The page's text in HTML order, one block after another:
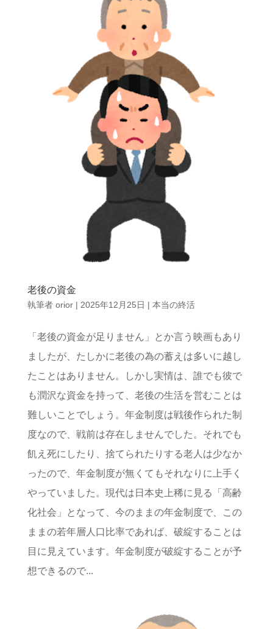
老後の資金
執筆者 orior| 2025年12月25日 | 本当の終活
「老後の資金が足りません」とか言う映画もあり
ましたが、たしかに老後の為の蓄えは多いに越し
たことはありません。しかし実情は、誰でも彼で
も潤沢な資金を持って、老後の生活を営むことは
難しいことでしょう。年金制度は戦後作られた制
度なので、戦前は存在しませんでした。それでも
飢え死にしたり、捨てられたりする老人は少なか
ったので、年金制度が無くてもそれなりに上手く
やっていました。現代は日本史上稀に見る「高齢
化社会」となって、今のままの年金制度で、この
ままの若年層人口比率であれば、破綻することは
目に見えています。年金制度が破綻することが予
想できるので...